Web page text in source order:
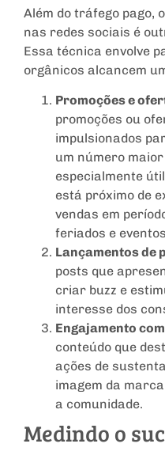
Além do tráfego pago,
nas redes sociais é
Essa técnica envolve
orgânicos alcancem
Promoções e
promoções ou
impulsionados
um número
especialmente
está próximo de
vendas em
feriados e
Lançamentos de
posts que
criar buzz e
interesse dos
Engajamento
conteúdo que
ações de
imagem da
a comunidade.
Medindo o